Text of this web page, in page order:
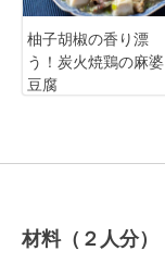
柚子胡椒の香り漂
う！炭火焼鶏の麻婆
豆腐
材料（２人分）